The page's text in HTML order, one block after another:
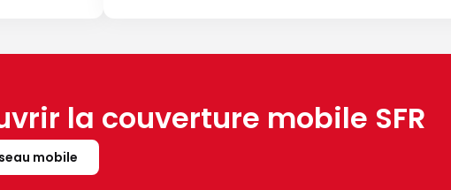
la couverture mobile SFR
mobile